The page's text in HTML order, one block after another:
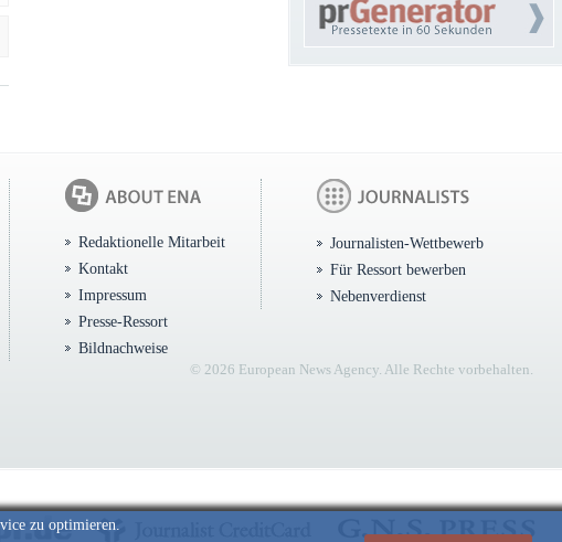
zu optimieren.
Redaktionelle Mitarbeit
Kontakt
Impressum
Presse-Ressort
Bildnachweise
Journalisten-Wettbewerb
Für Ressort bewerben
Nebenverdienst
© 2026 European News Agency. Alle Rechte vorbehalten.